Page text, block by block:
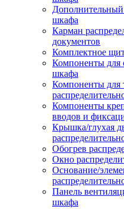
Дополнительный
шкафа
Карман
документов
Комплектное
Компоненты для
шкафа
Компоненты для
Компоненты
вводов и
Крышка/глухая
Обогрев
Окно
Основание/
Панель
шкафа